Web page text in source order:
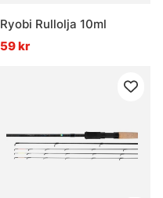
Ryobi Rullolja 10ml
59 kr